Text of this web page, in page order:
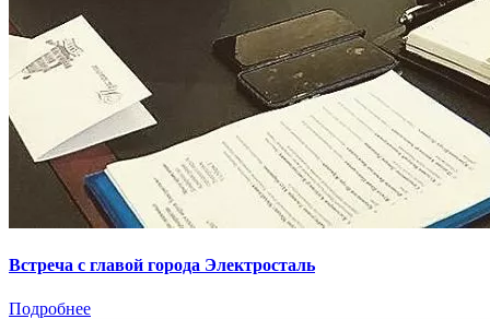
Встреча с главой города Электросталь
Подробнее